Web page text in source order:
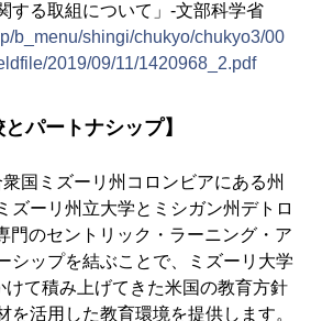
る取組について」‐文部科学省
b_menu/shingi/chukyo/chukyo3/00
2019/09/11/1420968_2.pdf
パートナシップ】
国ミズーリ州コロンビアにある州
ズーリ州立大学とミシガン州デトロ
門のセントリック・ラーニング・ア
シップを結ぶことで、ミズーリ大学
て積み上げてきた米国の教育方針
を活用した教育環境を提供します。